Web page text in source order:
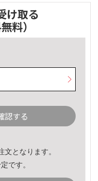
け取る
料）
認する
文となります。
です。